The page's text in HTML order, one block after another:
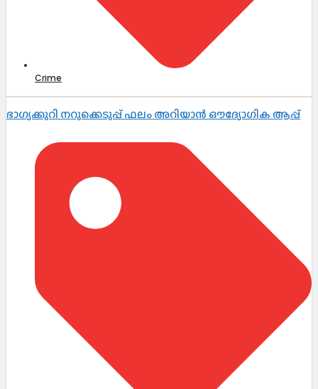
Crime
ഭാഗ്യക്കുറി നറുക്കെടുപ്പ് ഫലം അറിയാൻ ഔദ്യോഗിക ആപ്പ്